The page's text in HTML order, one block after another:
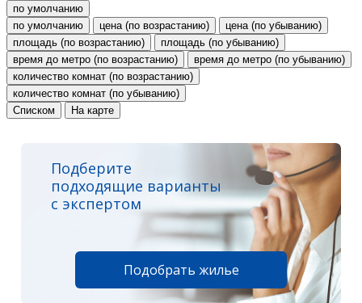
по умолчанию
по умолчанию
цена (по возрастанию)
цена (по убыванию)
площадь (по возрастанию)
площадь (по убыванию)
время до метро (по возрастанию)
время до метро (по убыванию)
количество комнат (по возрастанию)
количество комнат (по убыванию)
Списком
На карте
Подберите
подходящие варианты
с экспертом
Подобрать жилье